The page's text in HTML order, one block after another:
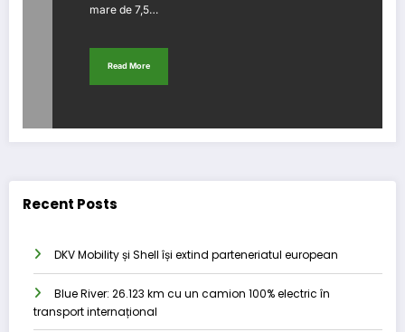
mare de 7,5…
Read More
Recent Posts
DKV Mobility și Shell își extind parteneriatul european
Blue River: 26.123 km cu un camion 100% electric în
transport internațional